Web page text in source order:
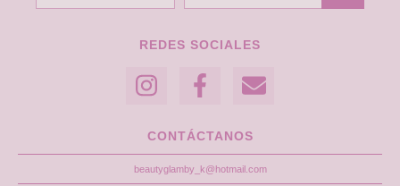
REDES SOCIALES
CONTÁCTANOS
beautyglamby_k@hotmail.com